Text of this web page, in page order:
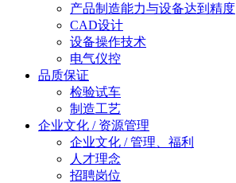
产品制造能力与设备达到精度
CAD设计
设备操作技术
电气仪控
品质保证
检验试车
制造工艺
企业文化 / 资源管理
企业文化 / 管理、福利
人才理念
招聘岗位